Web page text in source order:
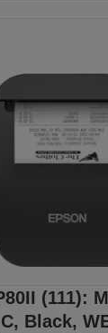
(111):
Black,